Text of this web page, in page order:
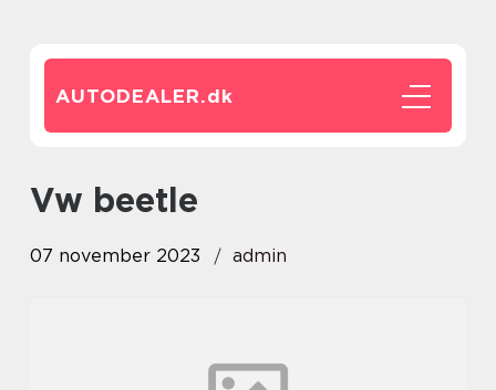
AUTODEALER.dk
vw beetle
07 november 2023 admin